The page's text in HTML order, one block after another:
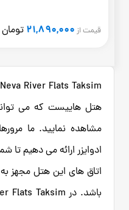
قیمت از 21,890,000 تومان
هتل هاییست که می
ادوایزر ارائه می دهیم تا
اتاق های این هتل مجهز